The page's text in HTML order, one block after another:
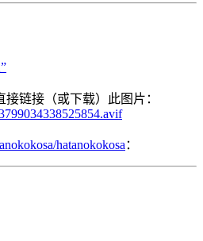
链接（或下载）此图片：
hatanokokosa：